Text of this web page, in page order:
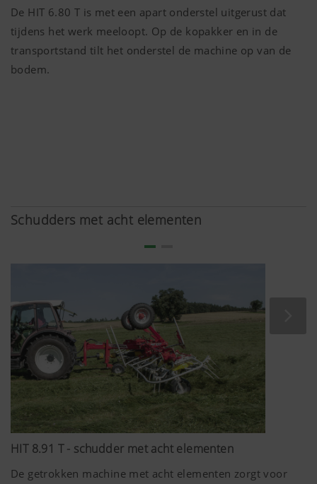
Doel van het cookie
YouTube
Meer info
De HIT 6.80 T is met een apart onderstel uitgerust dat
tijdens het werk meeloopt. Op de kopakker en in de
transportstand tilt het onderstel de machine op van de
bodem.
Schudders met acht elementen
HIT 8.91 T - schudder met acht elementen
De getrokken machine met acht elementen zorgt voor